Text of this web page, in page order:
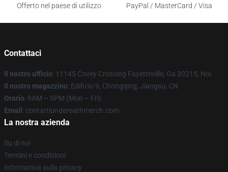
Offerto nel paese di utilizzo
PayPal / MasterCard / Visa
Contattaci
Il nostro ufficio: 11145 Covey Crossing Fayetteville, Ga 30215, Noi
Il nostro magazzino: Edificio 9, Chongqing, Jiangsu, CN
Orario: 9AM – 5PM (Mon – Fri)
Email : contattiunderoathmerch.com
La nostra azienda
Su di noi
Termini e condizioni
Informativa sulla privacy